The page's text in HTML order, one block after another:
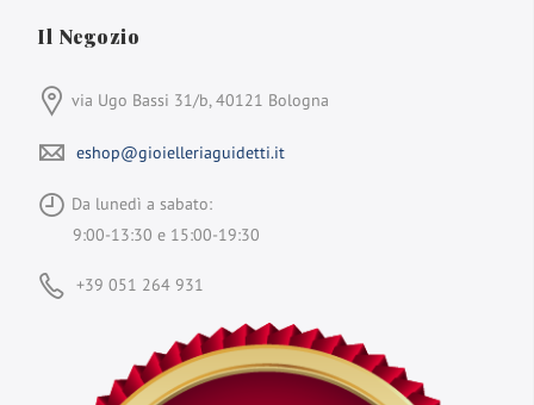
Il Negozio
via Ugo Bassi 31/b, 40121 Bologna
eshop@gioielleriaguidetti.it
Da lunedì a sabato:
9:00-13:30 e 15:00-19:30
+39 051 264 931